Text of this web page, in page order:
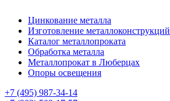
Цинкование металла
Изготовление металлоконструкций
Каталог металлопроката
Обработка металла
Металлопрокат в Люберцах
Опоры освещения
+7 (495) 987-34-14